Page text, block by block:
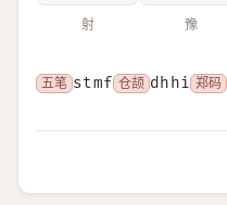
射 豫
五笔 stmf 仓颉 dhhi 郑码